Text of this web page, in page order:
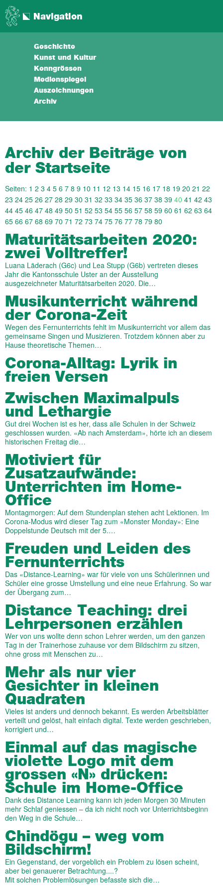
Navigation
Geschichte
Kunst und Kultur
Kenngrössen
Medienspiegel
Auszeichnungen
Archiv
Archiv der Beiträge von
der Startseite
Seiten: 1 2 3 4 5 6 7 8 9 10 11 12 13 14 15 16 17 18 19 20 21 22
23 24 25 26 27 28 29 30 31 32 33 34 35 36 37 38 39 40 41 42 43
44 45 46 47 48 49 50 51 52 53 54 55 56 57 58 59 60 61 62 63 64
65 66 67 68 69 70 71 72 73 74 75 76 77 78 79 80
Maturitätsarbeiten 2020:
zwei Volltreffer!
Luana Läderach (G6c) und Lea Stupp (G6b) vertreten dieses
Jahr die Kantonsschule Uster an der Ausstellung
ausgezeichneter Maturitätsarbeiten 2020. Die…
Musikunterricht während
der Corona-Zeit
Wegen des Fernunterrichts fehlt im Musikunterricht vor allem das
gemeinsame Singen und Musizieren. Trotzdem können aber zu
Hause theoretische Themen…
Corona-Alltag: Lyrik in
freien Versen
Zwischen Maximalpuls
und Lethargie
Gut drei Wochen ist es her, dass alle Schulen in der Schweiz
geschlossen wurden. «Ab nach Amsterdam», hörte ich an diesem
historischen Freitag die…
Motiviert für
Zusatzaufwände:
Unterrichten im Home-
Office
Montagmorgen: Auf dem Stundenplan stehen acht Lektionen. Im
Corona-Modus wird dieser Tag zum «Monster Monday»: Eine
Doppelstunde Deutsch mit der 5.…
Freuden und Leiden des
Fernunterrichts
Das «Distance-Learning» war für viele von uns Schülerinnen und
Schüler eine grosse Umstellung und eine neue Erfahrung. So war
der Übergang zum…
Distance Teaching: drei
Lehrpersonen erzählen
Wer von uns wollte denn schon Lehrer werden, um den ganzen
Tag in der Trainerhose zuhause vor dem Bildschirm zu sitzen,
ohne gross mit Menschen zu…
Mehr als nur vier
Gesichter in kleinen
Quadraten
Vieles ist anders und dennoch bekannt. Es werden Arbeitsblätter
verteilt und gelöst, halt einfach digital. Texte werden geschrieben,
korrigiert und…
Einmal auf das magische
violette Logo mit dem
grossen «N» drücken:
Schule im Home-Office
Dank des Distance Learning kann ich jeden Morgen 30 Minuten
mehr Schlaf geniessen – da ich nicht noch vor Unterrichtsbeginn
den Weg in die Schule…
Chindögu – weg vom
Bildschirm!
Ein Gegenstand, der vorgeblich ein Problem zu lösen scheint,
aber bei genauerer Betrachtung....?
Mit solchen Problemlösungen befasste sich die…